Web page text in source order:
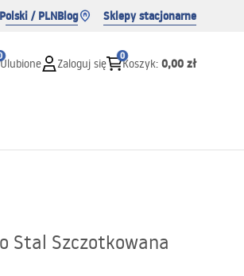
/ PLNBlog Sklepy stacjonarne
Ulubione Zaloguj się
0
Koszyk: 0,00 zł
Stal Szczotkowana